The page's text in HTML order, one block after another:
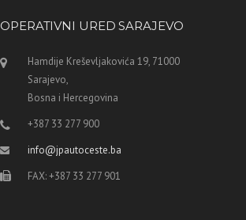
OPERATIVNI URED SARAJEVO
Hamdije Kreševljakovića 19, 71000
Sarajevo,
Bosna i Hercegovina
+387 33 277 900
info@jpautoceste.ba
FAX: +387 33 277 901